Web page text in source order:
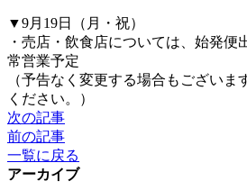
▼9月19日（月・祝）
・売店・飲食店については、始発便
常営業予定
（予告なく変更する場合もございま
ください。）
次の記事
前の記事
一覧に戻る
アーカイブ